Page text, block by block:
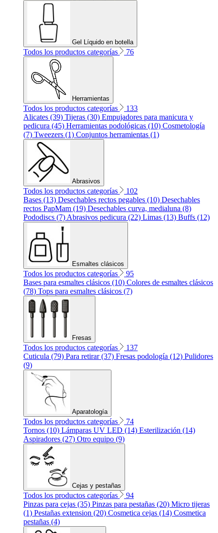
Gel Líquido en botella
Todos los productos categorías 76
Herramientas
Todos los productos categorías
133
Alicates (39) Tijeras (30) Empujadores para manicura y
pedicura (45) Herramientas podológicas (10) Cosmetología
(7) Tweezers (1) Conjuntos herramientas (1)
Abrasivos
Todos los productos categorías
102
Bases (13) Desechables rectos pegables (10) Desechables
rectos PapMam (19) Desechables curva, medialuna (8)
Pododiscs (7) Abrasivos pedicura (22) Limas (13) Buffs (12)
Esmaltes clásicos
Todos los productos categorías
95
Bases para esmaltes clásicos (10) Colores de esmaltes clásicos
(78) Tops para esmaltes clásicos (7)
Fresas
Todos los productos categorías
137
Cuticula (79) Para retirar (37) Fresas podología (12) Pulidores
(9)
Aparatología
Todos los productos categorías
74
Tornos (10) Lámparas UV LED (14) Esterilización (14)
Aspiradores (27) Otro equipo (9)
Cejas y pestañas
Todos los productos categorías
94
Pinzas para cejas (35) Pinzas para pestañas (20) Micro tijeras
(1) Pestañas extension (20) Cosmetica cejas (14) Cosmetica
pestañas (4)